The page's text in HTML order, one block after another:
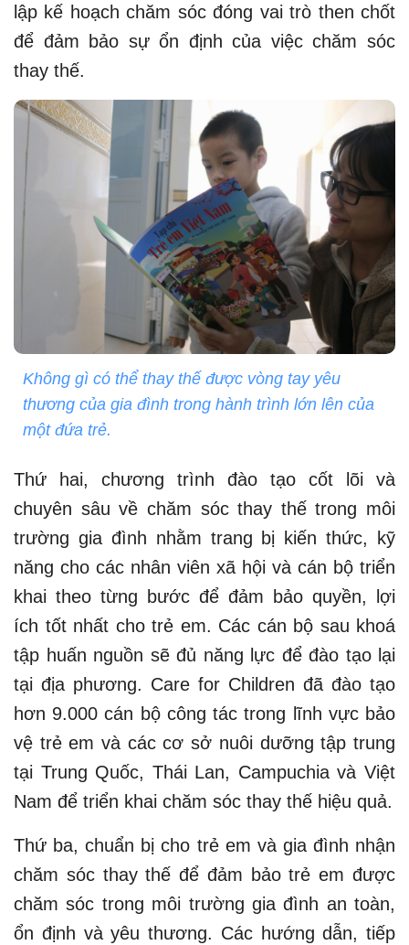
lập kế hoạch chăm sóc đóng vai trò then chốt
để đảm bảo sự ổn định của việc chăm sóc
thay thế.
Không gì có thể thay thế được vòng tay yêu
thương của gia đình trong hành trình lớn lên của
một đứa trẻ.
Thứ hai, chương trình đào tạo cốt lõi và
chuyên sâu về chăm sóc thay thế trong môi
trường gia đình nhằm trang bị kiến thức, kỹ
năng cho các nhân viên xã hội và cán bộ triển
khai theo từng bước để đảm bảo quyền, lợi
ích tốt nhất cho trẻ em. Các cán bộ sau khoá
tập huấn nguồn sẽ đủ năng lực để đào tạo lại
tại địa phương. Care for Children đã đào tạo
hơn 9.000 cán bộ công tác trong lĩnh vực bảo
vệ trẻ em và các cơ sở nuôi dưỡng tập trung
tại Trung Quốc, Thái Lan, Campuchia và Việt
Nam để triển khai chăm sóc thay thế hiệu quả.
Thứ ba, chuẩn bị cho trẻ em và gia đình nhận
chăm sóc thay thế để đảm bảo trẻ em được
chăm sóc trong môi trường gia đình an toàn,
ổn định và yêu thương. Các hướng dẫn, tiếp